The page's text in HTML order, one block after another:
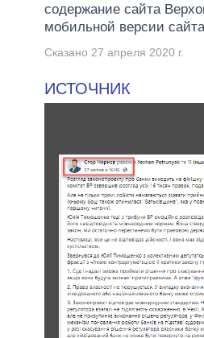
содержание сайта
мобильной версии
Сказано 27 апреля 2020 г.
ИСТОЧНИК